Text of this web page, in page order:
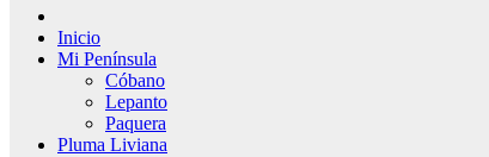
Inicio
Mi Península
Cóbano
Lepanto
Paquera
Pluma Liviana